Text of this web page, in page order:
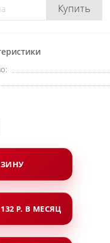
Купить
Р. В МЕСЯЦ